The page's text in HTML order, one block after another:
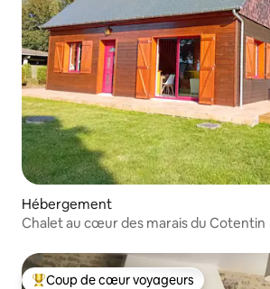
Hébergement
Chalet au cœur des marais du Cotentin
Coup de cœur voyageurs